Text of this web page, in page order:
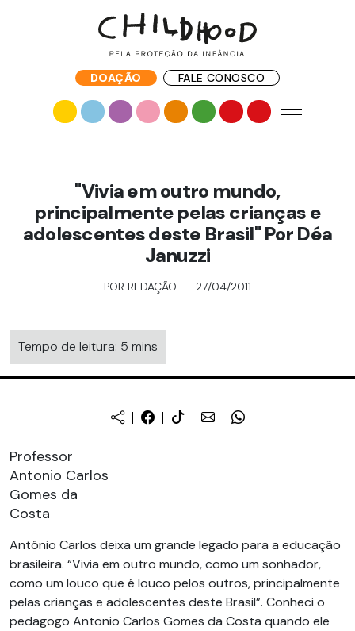
DOAÇÃO FALE CONOSCO
"Vivia em outro mundo,
principalmente pelas crianças e
adolescentes deste Brasil" Por Déa
Januzzi
POR REDAÇÃO 27/04/2011
Tempo de leitura: 5 mins
Professor
Antonio Carlos
Gomes da
Costa
Antônio Carlos deixa um grande legado para a educação
brasileira. “Vivia em outro mundo, como um sonhador,
como um louco que é louco pelos outros, principalmente
pelas crianças e adolescentes deste Brasil”. Conheci o
pedagogo Antonio Carlos Gomes da Costa quando ele